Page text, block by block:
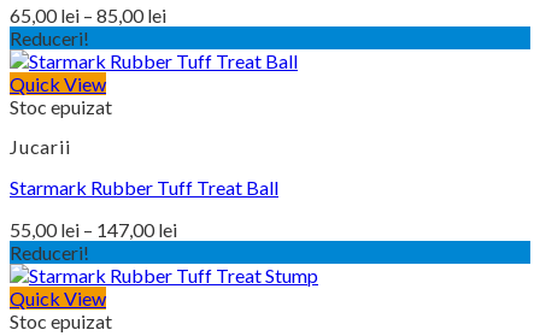
65,00lei – 85,00leiInterval
prețuri:
Reduceri!
Quick View
Stoc epuizat
Jucarii
Starmark Rubber Tuff Treat Ball
55,00lei – 147,00leiInterval
prețuri:
Reduceri!
Quick View
Stoc epuizat